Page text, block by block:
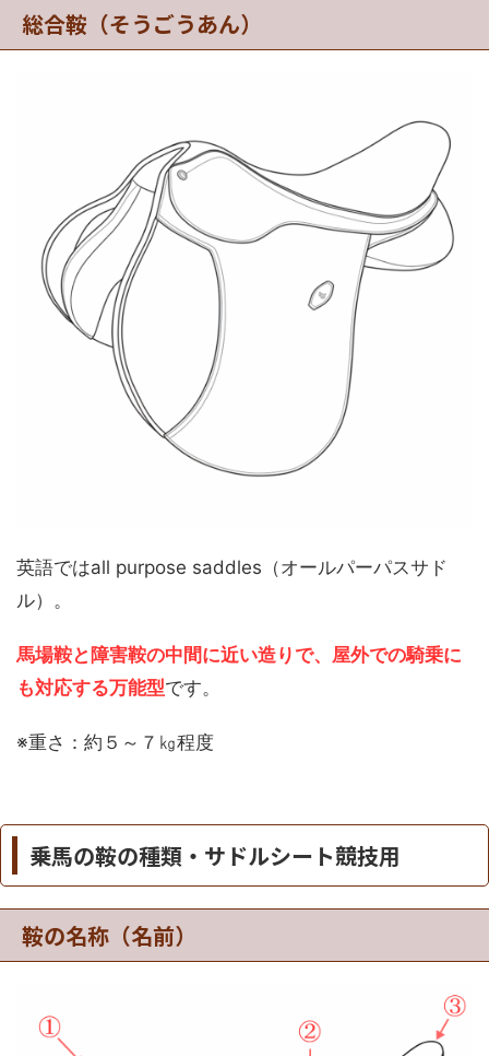
総合鞍（そうごうあん）
英語ではall purpose saddles（オールパーパスサド
ル）。
馬場鞍と障害鞍の中間に近い造りで、屋外での騎乗に
も対応する万能型です。
※重さ：約５～７㎏程度
乗馬の鞍の種類・サドルシート競技用
鞍の名称（名前）